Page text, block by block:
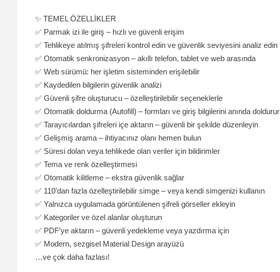
✨ TEMEL ÖZELLİKLER
✅ Parmak izi ile giriş – hızlı ve güvenli erişim
✅ Tehlikeye atılmış şifreleri kontrol edin ve güvenlik seviyesini analiz edin
✅ Otomatik senkronizasyon – akıllı telefon, tablet ve web arasında
✅ Web sürümü: her işletim sisteminden erişilebilir
✅ Kaydedilen bilgilerin güvenlik analizi
✅ Güvenli şifre oluşturucu – özelleştirilebilir seçeneklerle
✅ Otomatik doldurma (Autofill) – formları ve giriş bilgilerini anında doldurur
✅ Tarayıcılardan şifreleri içe aktarın – güvenli bir şekilde düzenleyin
✅ Gelişmiş arama – ihtiyacınız olanı hemen bulun
✅ Süresi dolan veya tehlikede olan veriler için bildirimler
✅ Tema ve renk özelleştirmesi
✅ Otomatik kilitleme – ekstra güvenlik sağlar
✅ 110’dan fazla özelleştirilebilir simge – veya kendi simgenizi kullanın
✅ Yalnızca uygulamada görüntülenen şifreli görseller ekleyin
✅ Kategoriler ve özel alanlar oluşturun
✅ PDF’ye aktarın – güvenli yedekleme veya yazdırma için
✅ Modern, sezgisel Material Design arayüzü
…ve çok daha fazlası!